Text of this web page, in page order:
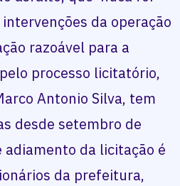
da operação
razoável para a
processo licitatório,
Antonio Silva, tem
desde setembro de
adiamento da licitação é
da prefeitura,